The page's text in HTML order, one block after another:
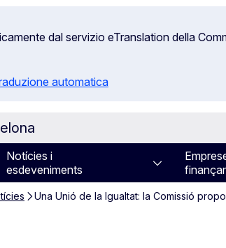
dal servizio eTranslation della
automatica
Notícies i
esdeveniments
Una Unió de la Igualtat: la Comissió